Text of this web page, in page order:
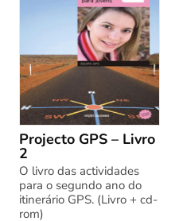
Projecto GPS – Livro
2
O livro das actividades
para o segundo ano do
itinerário GPS. (Livro + cd-
rom)